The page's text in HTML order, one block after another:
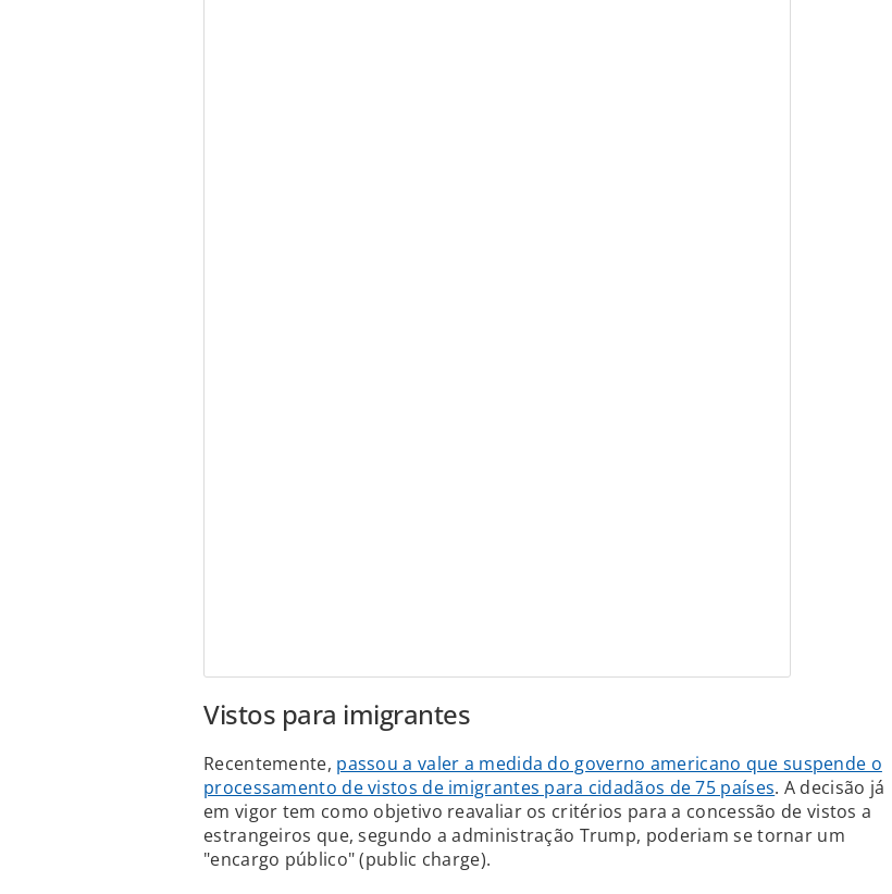
Vistos para imigrantes
Recentemente, passou a valer a medida do governo americano que suspende o
processamento de vistos de imigrantes para cidadãos de 75 países. A decisão já
em vigor tem como objetivo reavaliar os critérios para a concessão de vistos a
estrangeiros que, segundo a administração Trump, poderiam se tornar um
"encargo público" (public charge).